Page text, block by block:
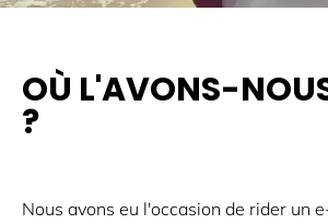
OÙ L'AVONS-
?
Nous avons eu l'occasion de rider un